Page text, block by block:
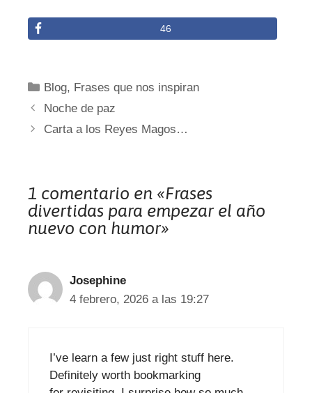
46
Categorías
Blog, Frases que nos inspiran
Noche de paz
Carta a los Reyes Magos…
1 comentario en «Frases
divertidas para empezar el año
nuevo con humor»
Josephine
4 febrero, 2026 a las 19:27
I’ve learn a few just right stuff here.
Definitely worth bookmarking